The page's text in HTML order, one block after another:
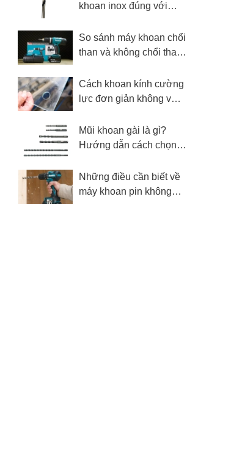
khoan inox đúng với
So sánh máy khoan chổi
than và không chổi than
Cách khoan kính cường
lực đơn giản không vỡ
Mũi khoan gài là gì?
Hướng dẫn cách chọn
Những điều cần biết về
máy khoan pin không